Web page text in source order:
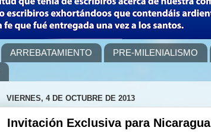
ARREBATAMIENTO PRE-MILENIALISMO
VIERNES, 4 DE OCTUBRE DE 2013
Invitación Exclusiva para Nicaragua